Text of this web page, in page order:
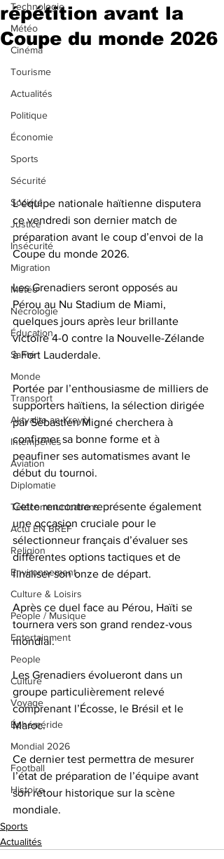
Technologie
Météo
Cinéma
Tourisme
Actualités
Politique
Économie
Sports
Sécurité
Société
Justice
Insécurité
Migration
Météo
Nécrologie
Éducation
Santé
Monde
Transport
Aktyalite an Kreyòl
Intempéries
Aviation
Diplomatie
Télécommunications
Actu EN BREF
Religion
Environnement
Culture & Loisirs
People / Musique
Entertainment
People
Culture
Voyage
Éphéméride
Mondial 2026
Football
Histoire
répétition avant la
Coupe du monde 2026
L’équipe nationale haïtienne disputera
ce vendredi son dernier match de
préparation avant le coup d’envoi de la
Coupe du monde 2026.
Les Grenadiers seront opposés au
Pérou au Nu Stadium de Miami,
quelques jours après leur brillante
victoire 4-0 contre la Nouvelle-Zélande
à Fort Lauderdale.
Portée par l’enthousiasme de milliers de
supporters haïtiens, la sélection dirigée
par Sébastien Migné cherchera à
confirmer sa bonne forme et à
peaufiner ses automatismes avant le
début du tournoi.
Cette rencontre représente également
une occasion cruciale pour le
sélectionneur français d’évaluer ses
différentes options tactiques et de
finaliser son onze de départ.
Après ce duel face au Pérou, Haïti se
tournera vers son grand rendez-vous
mondial.
Les Grenadiers évolueront dans un
groupe particulièrement relevé
comprenant l’Écosse, le Brésil et le
Maroc.
Ce dernier test permettra de mesurer
l’état de préparation de l’équipe avant
son retour historique sur la scène
mondiale.
Sports
Actualités